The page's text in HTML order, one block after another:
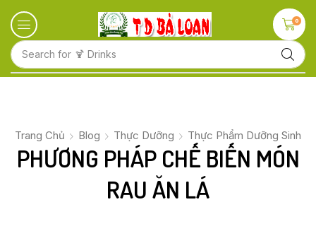
Search for 🍋 Fruits
0
Trang Chủ Blog Thực Dưỡng Thực Phẩm Dưỡng Sinh
PHƯƠNG PHÁP CHẾ BIẾN MÓN
RAU ĂN LÁ